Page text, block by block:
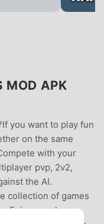
MOD APK
you want to play fun
on the same
with your
pvp, 2v2,
the AI.
collection of games
Enjoy puzzles,